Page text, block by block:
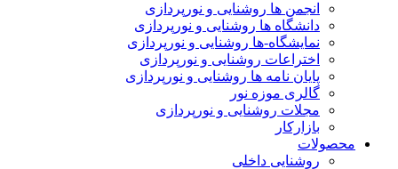
انجمن ها روشنایی و نورپردازی
دانشگاه ها روشنایی و نورپردازی
نمایشگاه-ها روشنایی و نورپردازی
اختراعات روشنایی و نورپردازی
پایان نامه ها روشنایی و نورپردازی
گالری موزه نور
مجلات روشنایی و نورپردازی
بازارکار
محصولات
روشنایی داخلی